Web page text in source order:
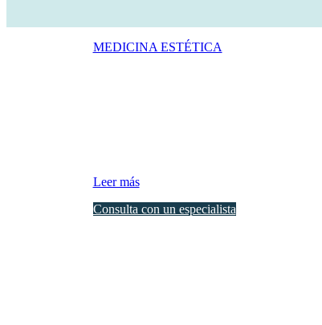
MEDICINA ESTÉTICA
Leer más
Consulta con un especialista